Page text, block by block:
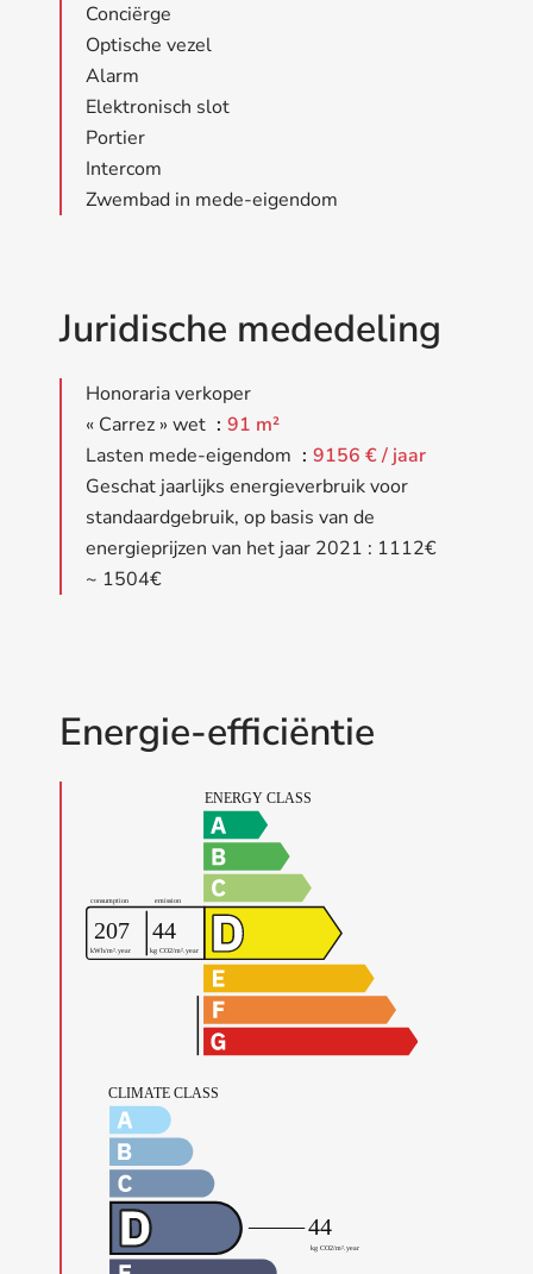
Conciërge
Optische vezel
Alarm
Elektronisch slot
Portier
Intercom
Zwembad in mede-eigendom
Juridische mededeling
Honoraria verkoper
« Carrez » wet
91 m²
Lasten mede-eigendom
9156 € / jaar
Geschat jaarlijks energieverbruik voor
standaardgebruik, op basis van de
energieprijzen van het jaar 2021 : 1112€
~ 1504€
Energie-efficiëntie